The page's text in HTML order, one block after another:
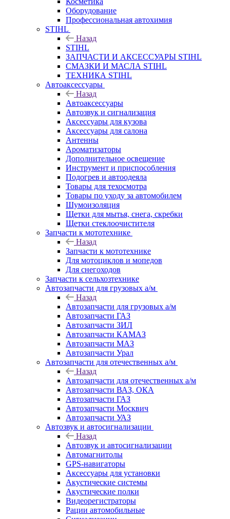
Оборудование
Профессиональная автохимия
STIHL
Назад
STIHL
ЗАПЧАСТИ И АКСЕССУАРЫ STIHL
СМАЗКИ И МАСЛА STIHL
ТЕХНИКА STIHL
Автоаксессуары
Назад
Автоаксессуары
Автозвук и сигнализация
Аксессуары для кузова
Аксессуары для салона
Антенны
Ароматизаторы
Дополнительное освещение
Инструмент и приспособления
Подогрев и автоодеяла
Товары для техосмотра
Товары по уходу за автомобилем
Шумоизоляция
Щетки для мытья, снега, скребки
Щетки стеклоочистителя
Запчасти к мототехнике
Назад
Запчасти к мототехнике
Для мотоциклов и мопедов
Для снегоходов
Запчасти к сельхозтехнике
Автозапчасти для грузовых а/м
Назад
Автозапчасти для грузовых а/м
Автозапчасти ГАЗ
Автозапчасти ЗИЛ
Автозапчасти КАМАЗ
Автозапчасти МАЗ
Автозапчасти Урал
Автозапчасти для отечественных а/м
Назад
Автозапчасти для отечественных а/м
Автозапчасти ВАЗ, ОКА
Автозапчасти ГАЗ
Автозапчасти Москвич
Автозапчасти УАЗ
Автозвук и автосигнализации
Назад
Автозвук и автосигнализации
Автомагнитолы
GPS-навигаторы
Аксессуары для установки
Акустические системы
Акустические полки
Видеорегистраторы
Рации автомобильные